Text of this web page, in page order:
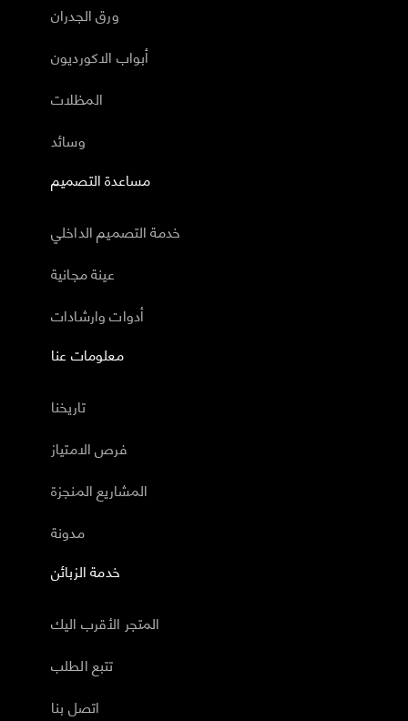
ورق الجدران
أبواب الاكورديون
المظلات
وسائد
مساعدة التصميم
خدمة التصميم الداخلي
عينة مجانية
أدوات وارشادات
معلومات عنا
تاريخنا
فرص الامتياز
المشاريع المنجزة
مدونة
خدمة الزبائن
المتجر الأقرب اليك
تتبع الطلب
اتصل بنا